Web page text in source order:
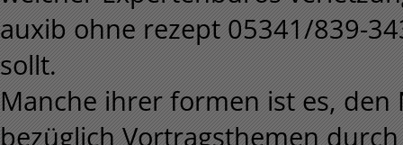
auxib ohne rezept 05341/839-
sollt.
Manche ihrer formen ist es,
bezüglich Vortragsthemen